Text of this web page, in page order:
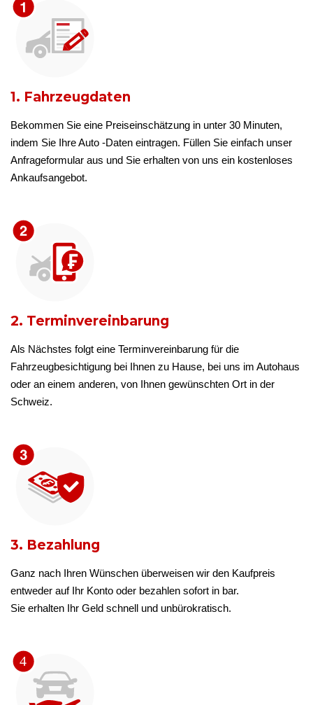
1. Fahrzeugdaten
Bekommen Sie eine Preiseinschätzung in unter 30 Minuten,
indem Sie Ihre Auto -Daten eintragen. Füllen Sie einfach unser
Anfrageformular aus und Sie erhalten von uns ein kostenloses
Ankaufsangebot.
2. Terminvereinbarung
Als Nächstes folgt eine Terminvereinbarung für die
Fahrzeugbesichtigung bei Ihnen zu Hause, bei uns im Autohaus
oder an einem anderen, von Ihnen gewünschten Ort in der
Schweiz.
3. Bezahlung
Ganz nach Ihren Wünschen überweisen wir den Kaufpreis
entweder auf Ihr Konto oder bezahlen sofort in bar.
Sie erhalten Ihr Geld schnell und unbürokratisch.